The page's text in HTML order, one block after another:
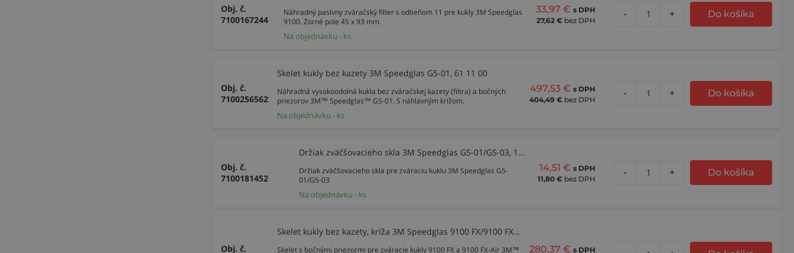
Obj. č.
7100167244
Náhradný pasívny zváračský filter s odtieňom 11 pre kukly 3M Speedglas
9100. Zorné pole 45 x 93 mm.
Na objednávku - ks
33,97 € s DPH
27,62 € bez DPH
- + Do košíka
Obj. č.
7100256562
Skelet kukly bez kazety 3M Speedglas G5-01, 61 11 00
Náhradná vysokoodolná kukla bez zváračskej kazety (filtra) a bočných
priezorov 3M™ Speedglas™ G5-01. S náhlavným krížom.
Na objednávku - ks
497,53 € s DPH
404,49 € bez DPH
- + Do košíka
Obj. č.
7100181452
Držiak zväčšovacieho skla 3M Speedglas G5-01/G5-03, 17 10 35
Držiak zväčšovacieho skla pre zváraciu kuklu 3M Speedglas G5-
01/G5-03
Na objednávku - ks
14,51 € s DPH
11,80 € bez DPH
- + Do košíka
Obj. č.
Skelet kukly bez kazety, kríža 3M Speedglas 9100 FX/9100 FX-Air, 54 18 90
Skelet s bočnými priezormi pre zváracie kukly 9100 FX a 9100 FX-Air 3M™ 280,37 € s DPH